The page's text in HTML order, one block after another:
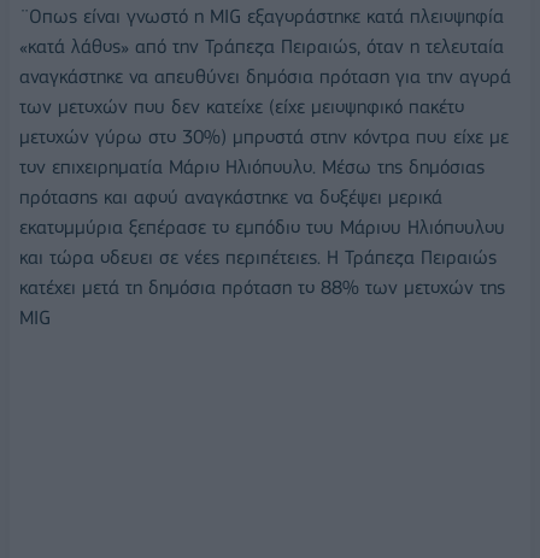
¨Οπως είναι γνωστό η MIG εξαγοράστηκε κατά πλειοψηφία
«κατά λάθος» από την Τράπεζα Πειραιώς, όταν η τελευταία
αναγκάστηκε να απευθύνει δημόσια πρόταση για την αγορά
των μετοχών που δεν κατείχε (είχε μειοψηφικό πακέτο
μετοχών γύρω στο 30%) μπροστά στην κόντρα που είχε με
τον επιχειρηματία Μάριο Ηλιόπουλο. Μέσω της δημόσιας
πρότασης και αφού αναγκάστηκε να δοξέψει μερικά
εκατομμύρια ξεπέρασε το εμπόδιο του Μάριου Ηλιόπουλου
και τώρα οδευει σε νέες περιπέτειες. Η Τράπεζα Πειραιώς
κατέχει μετά τη δημόσια πρόταση το 88% των μετοχών της
MIG